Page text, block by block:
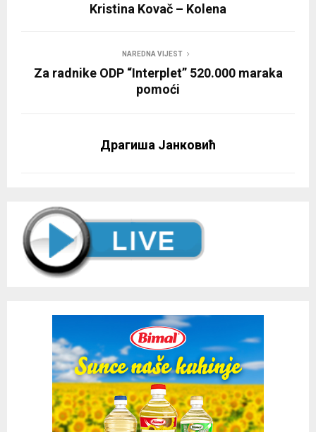
Kristina Kovač – Kolena
NAREDNA VIJEST
Za radnike ODP “Interplet” 520.000 maraka
pomoći
Драгиша Јанковић